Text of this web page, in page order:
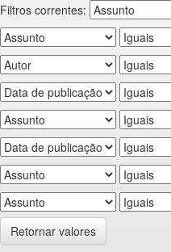
Filtros correntes:
Retornar valores